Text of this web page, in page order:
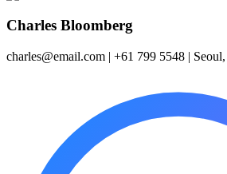
Charles Bloomberg
charles@email.com | +61 799 5548 |